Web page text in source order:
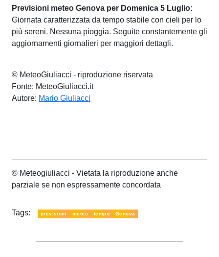
Previsioni meteo Genova per Domenica 5 Luglio:
Giornata caratterizzata da tempo stabile con cieli per lo
più sereni. Nessuna pioggia. Seguite constantemente gli
aggiornamenti giornalieri per maggiori dettagli.
© MeteoGiuliacci - riproduzione riservata
Fonte: MeteoGiuliacci.it
Autore: Mario Giuliacci
© Meteogiuliacci - Vietata la riproduzione anche
parziale se non espressamente concordata
Tags: previsioni meteo tempo Genova